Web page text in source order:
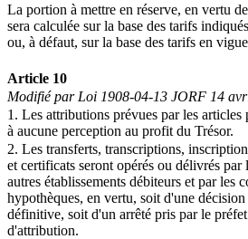
La portion à mettre en réserve, en vertu
sera calculée sur la base des tarifs
ou, à défaut, sur la base des tarifs en
Article 10
Modifié par Loi 1908-04-13 JORF 14
1. Les attributions prévues par les articles
à aucune perception au profit du Trésor.
2. Les transferts, transcriptions,
et certificats seront opérés ou délivrés par
autres établissements débiteurs et par les
hypothèques, en vertu, soit d'une
définitive, soit d'un arrêté pris par le
d'attribution.